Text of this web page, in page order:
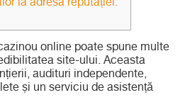
la adresa reputației.
online poate spune multe
site-ului. Aceasta
audituri independente,
și un serviciu de asistență